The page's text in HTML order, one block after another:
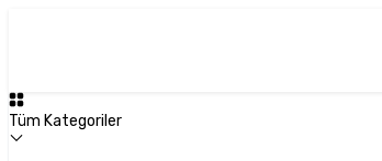
Tüm Kategoriler